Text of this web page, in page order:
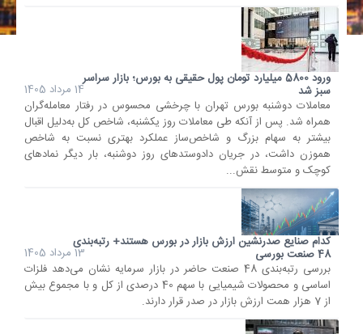
ورود 5800 میلیارد تومان پول حقیقی به بورس؛ بازار سراسر
سبز شد
14 مرداد 1405
معاملات دوشنبه بورس تهران با چرخشی محسوس در رفتار معامله‌گران
همراه شد. پس از آنکه طی معاملات روز یکشنبه، شاخص کل به‌‌دلیل اقبال
بیشتر به سهام بزرگ و شاخص‌ساز عملکرد بهتری نسبت به شاخص
هموزن داشت، در جریان دادوستدهای روز دوشنبه، بار دیگر نمادهای
کوچک و متوسط نقش...
کدام صنایع صدرنشین‌ ارزش بازار در بورس هستند+ رتبه‌بندی
48 صنعت بورسی
13 مرداد 1405
بررسی رتبه‌بندی 48 صنعت حاضر در بازار سرمایه نشان می‌دهد فلزات
اساسی و محصولات شیمیایی با سهم 40 درصدی از کل و با مجموع بیش
از 7 هزار همت ارزش بازار در صدر قرار دارند.